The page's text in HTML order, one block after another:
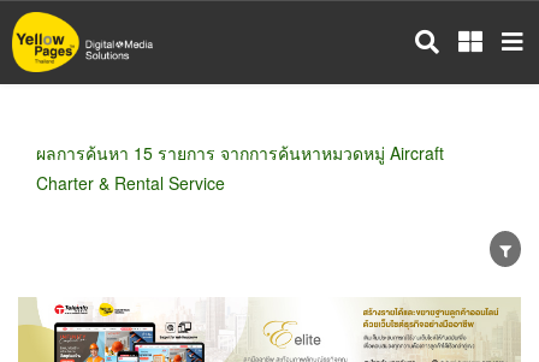
ข้าม
ไป
ผลการค้นหา 15 รายการ จากการค้นหาหมวดหมู่ Aircraft
Charter & Rental Service
ขายส่ง ขายปลีก ผู้ผลิต
ตัวแทนจัดจำหน่าย